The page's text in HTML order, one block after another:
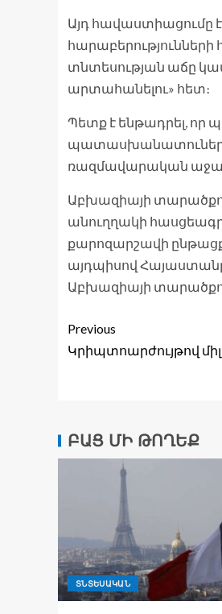
Այդ հավաստիացումը
տնտեսության աճը
արտահանելու» հետ։
Պետք է ենթադրել, որ
պատասխանատուների
ռազմավարական
Աբխազիայի
անուղղակի
քարոզարշավի
այդպիսով Հայաստանը
Աբխազիայի
Previous
Կրիպտոարժույթով
ԲԱՑ ՄԻ ԹՈՂԵՔ
ՏՆՏԵՍԱԿԱՆ